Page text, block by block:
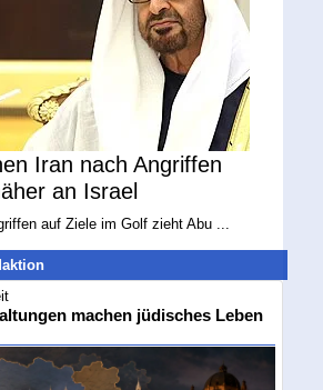
Iran nach Angriffen
an Israel
auf Ziele im Golf zieht Abu ...
machen jüdisches Leben